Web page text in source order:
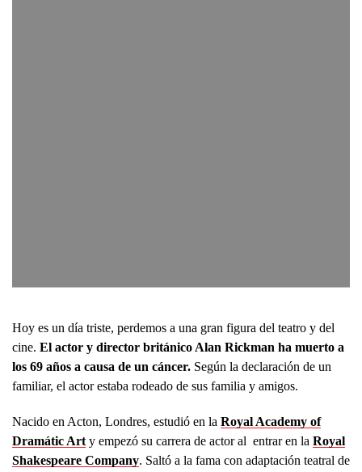
Hoy es un día triste, perdemos a una gran figura del teatro y del
cine. El actor y director británico Alan Rickman ha muerto a
los 69 años a causa de un cáncer. Según la declaración de un
familiar, el actor estaba rodeado de sus familia y amigos.
Nacido en Acton, Londres, estudió en la Royal Academy of
Dramátic Art y empezó su carrera de actor al entrar en la Royal
Shakespeare Company. Saltó a la fama con adaptación teatral de